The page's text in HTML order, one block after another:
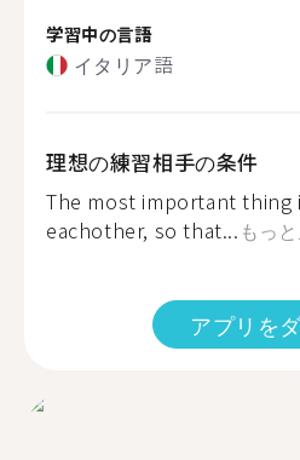
学習中の言語
イタリア語
理想の練習相手の条件
The most important thing
eachother, so that... もっ
アプリを